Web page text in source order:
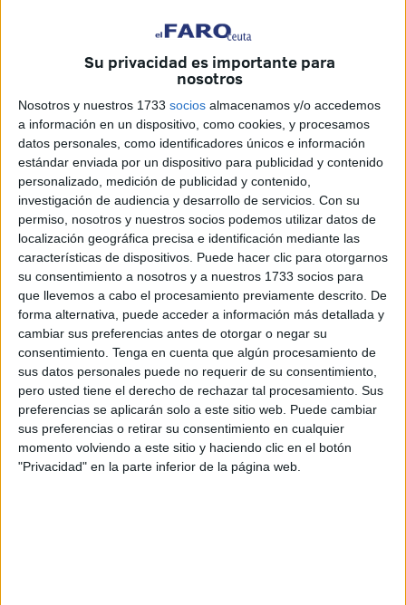
Su privacidad es importante para
nosotros
Nosotros y nuestros 1733 socios almacenamos y/o accedemos
a información en un dispositivo, como cookies, y procesamos
datos personales, como identificadores únicos e información
estándar enviada por un dispositivo para publicidad y contenido
personalizado, medición de publicidad y contenido,
investigación de audiencia y desarrollo de servicios. Con su
permiso, nosotros y nuestros socios podemos utilizar datos de
localización geográfica precisa e identificación mediante las
características de dispositivos. Puede hacer clic para otorgarnos
su consentimiento a nosotros y a nuestros 1733 socios para
que llevemos a cabo el procesamiento previamente descrito. De
forma alternativa, puede acceder a información más detallada y
cambiar sus preferencias antes de otorgar o negar su
consentimiento. Tenga en cuenta que algún procesamiento de
sus datos personales puede no requerir de su consentimiento,
pero usted tiene el derecho de rechazar tal procesamiento. Sus
preferencias se aplicarán solo a este sitio web. Puede cambiar
sus preferencias o retirar su consentimiento en cualquier
momento volviendo a este sitio y haciendo clic en el botón
"Privacidad" en la parte inferior de la página web.
“No queremos saber nada de ellos”, ha remarcado en una
rueda de prensa ofrecida a los medios de comunicación en
la sede de Ainara. De Caballas Vivas ha denunciado que
están defendiendo un discurso de “sometidos y personas
que someten”, anclado en 1415, que “es irresponsable”.
De Vox ha lamentado la forma en que “ha irrumpido” con
su discurso “incendiario” y marcado por “prejuicios que
confunden y ofenden” y que van “contra la convivencia”.
“Que no cuenten con el PP”, les ha dicho.
Pactos con el resto de partidos: sí